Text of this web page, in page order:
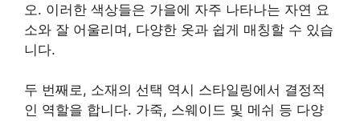
오. 이러한 색상들은 가을에 자주 나타나는 자연 요
소와 잘 어울리며, 다양한 옷과 쉽게 매칭할 수 있습
니다.
두 번째로, 소재의 선택 역시 스타일링에서 결정적
인 역할을 합니다. 가죽, 스웨이드 및 메쉬 등 다양